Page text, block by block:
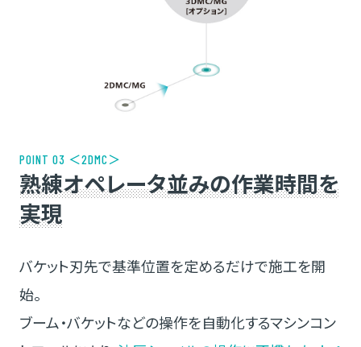
POINT 03 ＜2DMC＞
熟練オペレータ並みの作業時間を
実現
バケット刃先で基準位置を定めるだけで施工を開
始。
ブーム・バケットなどの操作を自動化するマシンコン